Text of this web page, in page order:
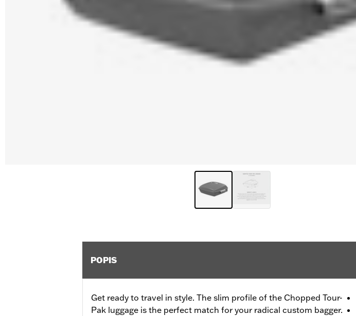
POPIS
Get ready to travel in style. The slim profile of the Chopped Tour-
Pak luggage is the perfect match for your radical custom bagger.